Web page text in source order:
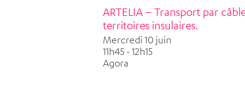
ARTELIA – Transport par
territoires insulaires.
Mercredi 10 juin
11h45 - 12h15
Agora